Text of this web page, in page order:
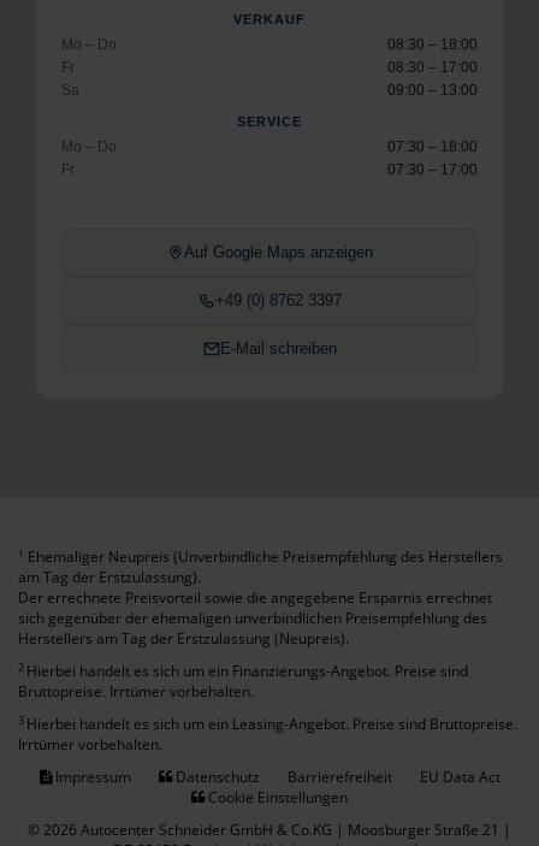
VERKAUF
Mo – Do
08:30 – 18:00
Fr
08:30 – 17:00
Sa
09:00 – 13:00
SERVICE
Mo – Do
07:30 – 18:00
Fr
07:30 – 17:00
Auf Google Maps anzeigen
+49 (0) 8762 3397
E-Mail schreiben
1 Ehemaliger Neupreis (Unverbindliche Preisempfehlung des Herstellers
am Tag der Erstzulassung).
Der errechnete Preisvorteil sowie die angegebene Ersparnis errechnet
sich gegenüber der ehemaligen unverbindlichen Preisempfehlung des
Herstellers am Tag der Erstzulassung (Neupreis).
2 Hierbei handelt es sich um ein Finanzierungs-Angebot. Preise sind
Bruttopreise. Irrtümer vorbehalten.
3 Hierbei handelt es sich um ein Leasing-Angebot. Preise sind Bruttopreise.
Irrtümer vorbehalten.
Impressum
Datenschutz Barrierefreiheit
EU Data Act
Cookie Einstellungen
© 2026 Autocenter Schneider GmbH & Co.KG | Moosburger Straße 21 |